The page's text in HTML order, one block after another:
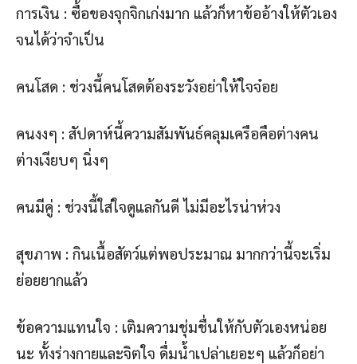
การเงิน : ซื้อของจุกจิกเก่งมาก แล้วก็หาข้ออ้างให้ตัวเอง
จนได้ว่าจำเป็น
คนโสด : ช่วงนี้คนโสดต้องระวังอย่าให้ใจจ๋อย
คนงงๆ : สัปดาห์นี้ความสัมพันธ์คลุมเครือคือต่างคน
ต่างเงียบๆ นิ่งๆ
คนมีคู่ : ช่วงนี้ใส่ใจดูแลกันดี ไม่มีอะไรน่าห่วง
สุขภาพ : กินเนื้อสัตว์แต่พอประมาณ มากกว่านี้จะเริ่ม
ย่อยยากแล้ว
ข้อความแทนใจ : เติมความชุ่มชื่นให้กับตัวเองหน่อย
นะ ทั้งร่างกายและจิตใจ ดื่มน้ำเปล่าเยอะๆ แล้วก็อย่า